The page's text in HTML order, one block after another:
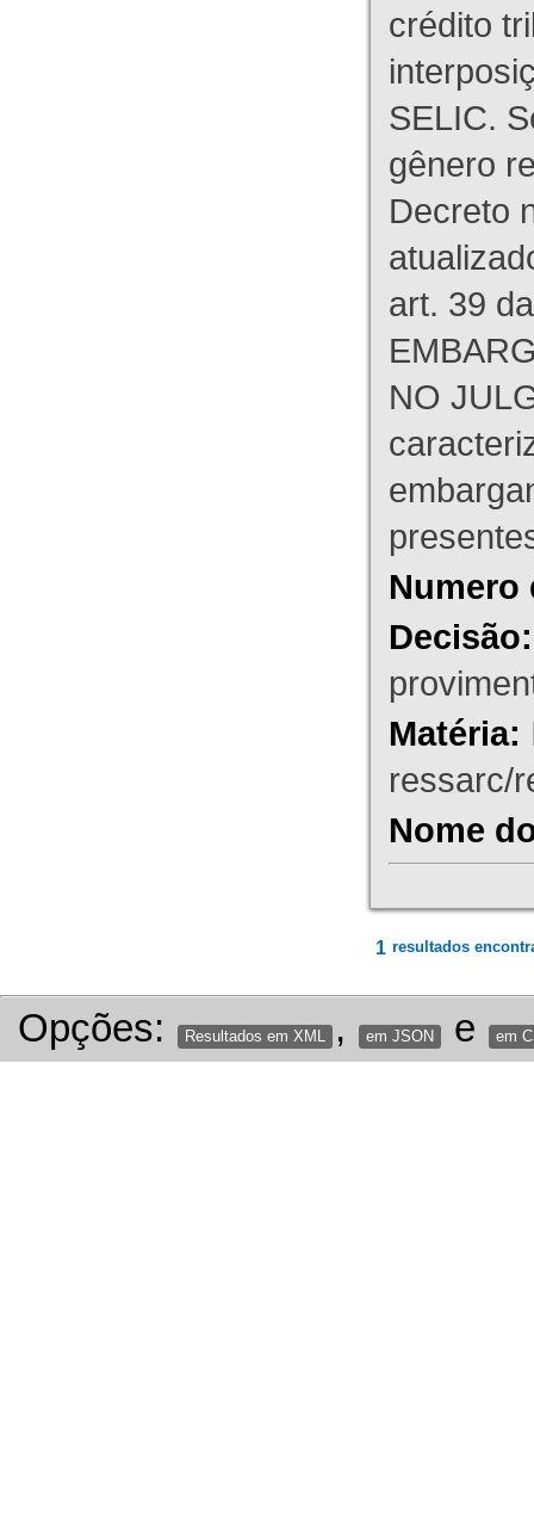
crédito
SELIC.
gênero
Decreto
art. 39
NO
Numero
Decisão:
Matéria:
ressarc/
Nome
1 resultados
Opções: Resultados em XML , em JSON e em